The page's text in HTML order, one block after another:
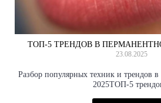
ТОП‑5 ТРЕНДОВ В
23.08.2025
Разбор популярных техник и трендов
2025ТОП-5